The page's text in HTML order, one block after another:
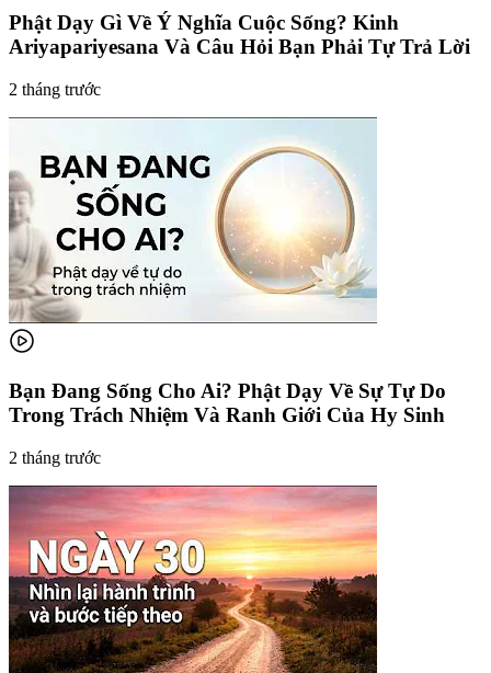
Phật Dạy Gì Về Ý Nghĩa Cuộc Sống? Kinh
Ariyapariyesana Và Câu Hỏi Bạn Phải Tự Trả Lời
2 tháng trước
Bạn Đang Sống Cho Ai? Phật Dạy Về Sự Tự Do
Trong Trách Nhiệm Và Ranh Giới Của Hy Sinh
2 tháng trước